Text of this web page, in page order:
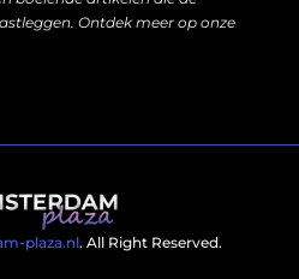
Ontdek meer op onze
plaza.nl. All Right Reserved.